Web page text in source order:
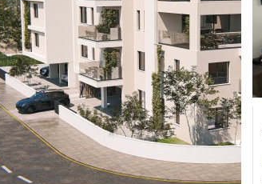
€194 000
Квартира
Квартира с 2 спальнями в Паралимни,